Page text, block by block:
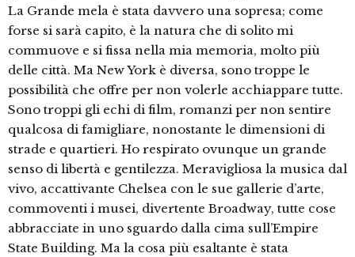
La Grande mela è stata davvero una sopresa; come
forse si sarà capito, è la natura che di solito mi
commuove e si fissa nella mia memoria, molto più
delle città. Ma New York è diversa, sono troppe le
possibilità che offre per non volerle acchiappare tutte.
Sono troppi gli echi di film, romanzi per non sentire
qualcosa di famigliare, nonostante le dimensioni di
strade e quartieri. Ho respirato ovunque un grande
senso di libertà e gentilezza. Meravigliosa la musica dal
vivo, accattivante Chelsea con le sue gallerie d’arte,
commoventi i musei, divertente Broadway, tutte cose
abbracciate in uno sguardo dalla cima sull’Empire
State Building. Ma la cosa più esaltante è stata